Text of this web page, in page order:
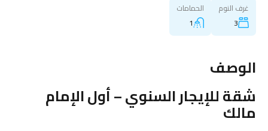
غرف النوم
3
الحمامات
1
الوصف
شقةللإيجار السنوي – أول الإمام
مالك